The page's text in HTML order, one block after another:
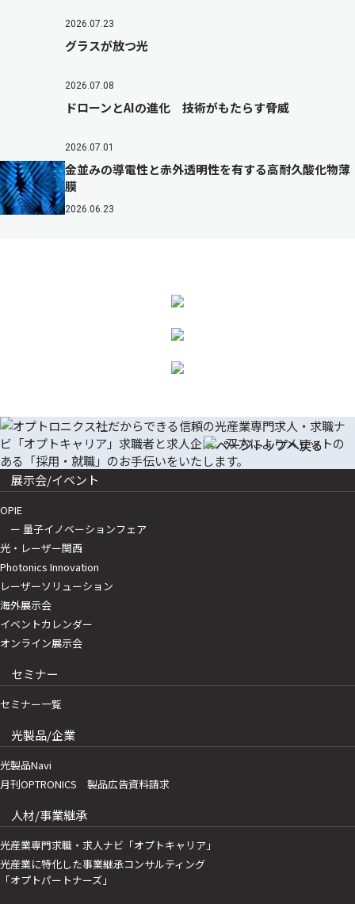
2026.07.23
グラスが放つ光
2026.07.08
ドローンとAIの進化 技術がもたらす脅威
2026.07.01
金並みの導電性と赤外透明性を有する高耐久酸化物薄
膜
2026.06.23
展示会/イベント
OPIE
ー 量子イノベーションフェア
光・レーザー関西
Photonics Innovation
レーザーソリューション
海外展示会
イベントカレンダー
オンライン展示会
セミナー
セミナー一覧
光製品/企業
光製品Navi
月刊OPTRONICS 製品広告資料請求
人材/事業継承
光産業専門求職・求人ナビ「オプトキャリア」
光産業に特化した事業継承コンサルティング
「オプトパートナーズ」